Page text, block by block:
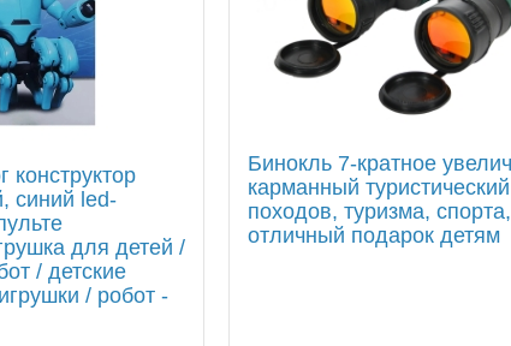
конструктор
синий led-
для детей /
/ детские
/ робот -
Бинокль 7-кратное
карманный туристический
походов, туризма, спорта,
отличный подарок детям